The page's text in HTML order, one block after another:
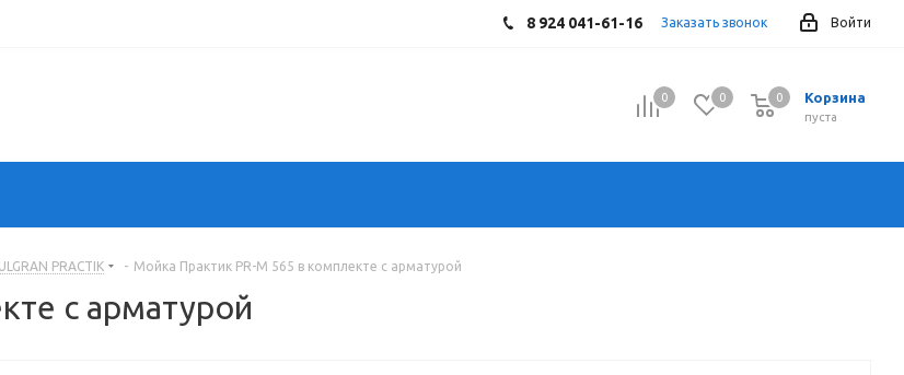
Войти
8 924 041-61-16 Заказать звонок
0 0 Корзина
0
пуста
0
PRACTIK - Мойка Практик PR-M 565 в комплекте с арматурой
с арматурой